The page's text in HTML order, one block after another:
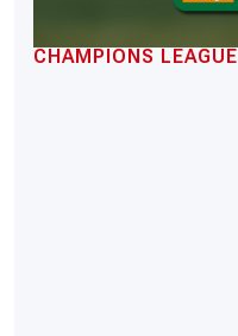
CHAMPIONS LEAGUE